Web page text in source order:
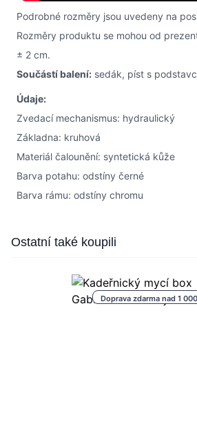
Podrobné rozměry jsou uvedeny na
Rozměry produktu se mohou od
± 2 cm.
Součástí balení: sedák, píst s
Údaje:
Zvedací mechanismus: hydraulický
Základna: kruhová
Materiál čalounění: syntetická kůže
Barva potahu: odstíny černé
Barva rámu: odstíny chromu
Press to skip carousel
Ostatní také koupili
Doprava zdarma nad 1